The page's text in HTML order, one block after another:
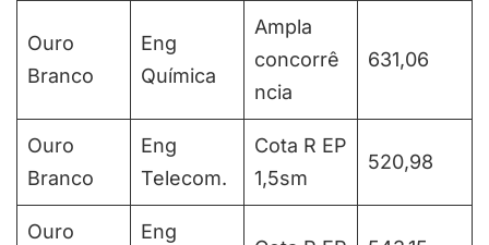
Ouro
Branco
Eng
Química
Ampla
concorrê
ncia
631,06
Ouro
Branco
Eng
Telecom.
Cota R EP
1,5sm
520,98
Ouro
Eng